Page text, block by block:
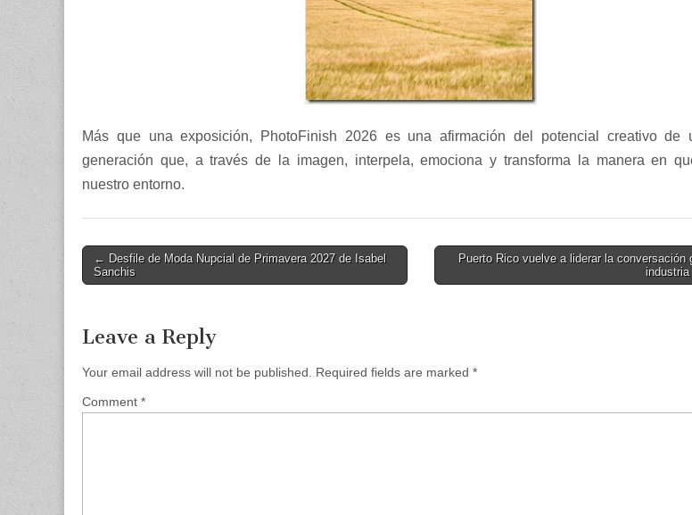
Más que una exposición, PhotoFinish 2026 es una afirmación del potencial creativo de
generación que, a través de la imagen, interpela, emociona y transforma la manera en
nuestro entorno.
Post
navigation
← Desfile de Moda Nupcial de Primavera 2027 de Isabel
Sanchis
Puerto Rico vuelve a liderar la conversación
Leave a Reply
Your email address will not be published. Required fields are marked *
Comment *